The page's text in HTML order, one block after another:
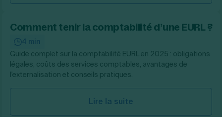
Comment tenir la comptabilité d’une EURL ?
4 min
Guide complet sur la comptabilité EURL en 2025 : obligations
légales, coûts des services comptables, avantages de
l'externalisation et conseils pratiques.
Lire la suite